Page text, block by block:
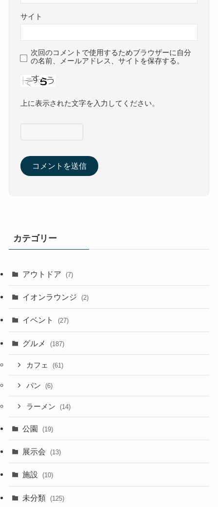
サイト
次回のコメントで使用するためブラウザーに自分
の名前、メールアドレス、サイトを保存する。
上に表示された文字を入力してください。
カテゴリー
アウトドア (7)
イオンラウンジ (2)
イベント (27)
グルメ (187)
カフェ (61)
パン (6)
ラーメン (14)
公園 (19)
展示会 (13)
施設 (10)
未分類 (125)